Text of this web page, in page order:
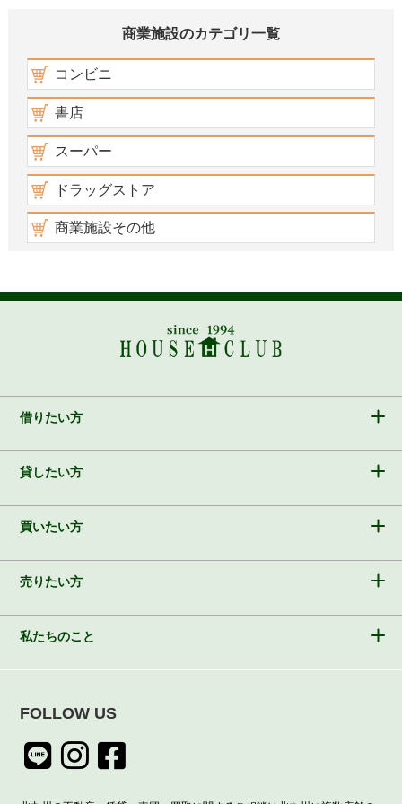
商業施設のカテゴリ一覧
コンビニ
書店
スーパー
ドラッグストア
商業施設その他
借りたい方
貸したい方
買いたい方
売りたい方
私たちのこと
FOLLOW US